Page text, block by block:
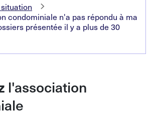
condominiale n'a pas répondu à ma
présentée il y a plus de 30
l'association